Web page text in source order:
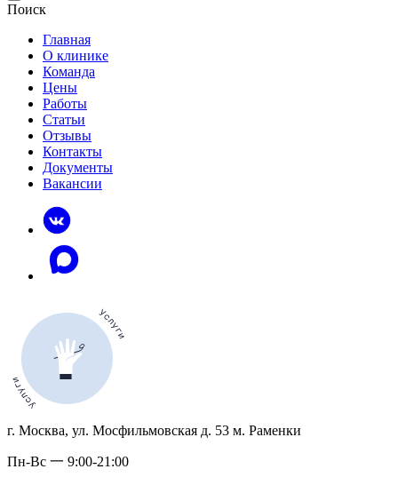
Поиск
Главная
О клинике
Команда
Цены
Работы
Статьи
Отзывы
Контакты
Документы
Вакансии
г. Москва, ул. Мосфильмовская д. 53 м. Раменки
Пн-Вс 一 9:00-21:00